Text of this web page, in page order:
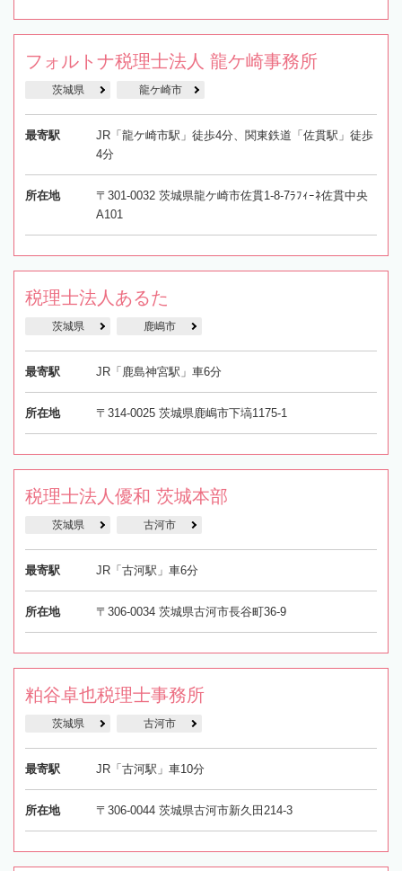
フォルトナ税理士法人 龍ケ崎事務所
茨城県 龍ケ崎市
最寄駅
JR「龍ケ崎市駅」徒歩4分、関東鉄道「佐貫駅」徒歩
4分
所在地
〒301-0032 茨城県龍ケ崎市佐貫1-8-7ﾗﾌｨｰﾈ佐貫中央
A101
税理士法人あるた
茨城県 鹿嶋市
最寄駅 JR「鹿島神宮駅」車6分
所在地 〒314-0025 茨城県鹿嶋市下塙1175-1
税理士法人優和 茨城本部
茨城県 古河市
最寄駅 JR「古河駅」車6分
所在地 〒306-0034 茨城県古河市長谷町36-9
粕谷卓也税理士事務所
茨城県 古河市
最寄駅 JR「古河駅」車10分
所在地 〒306-0044 茨城県古河市新久田214-3